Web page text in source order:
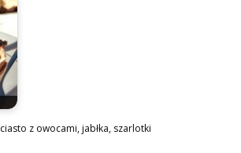
ciasto z owocami,jabłka, szarlotki